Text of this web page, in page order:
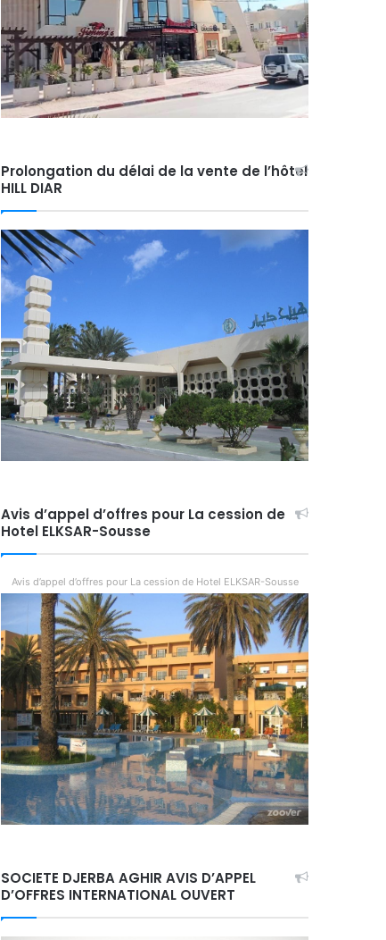
Prolongation du délai de la vente de l’hôtel
HILL DIAR
Avis d’appel d’offres pour La cession de
Hotel ELKSAR-Sousse
Avis d’appel d’offres pour La cession de Hotel ELKSAR-Sousse
SOCIETE DJERBA AGHIR AVIS D’APPEL
D’OFFRES INTERNATIONAL OUVERT